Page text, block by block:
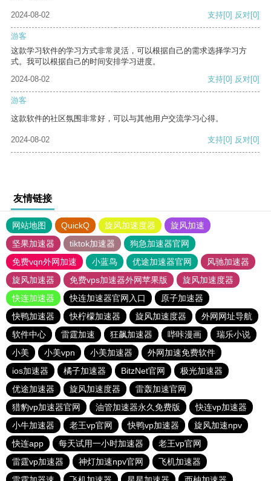
2024-08-02 支持[0] 反对[0]
游客
这款学习软件的学习方式非常灵活，可以根据自己的需求选择学习方
式。我可以根据自己的时间安排学习进度。
2024-08-02
支持[0] 反对[0]
游客
这款软件的社区氛围非常好，可以与其他用户交流学习心得。
2024-08-02 支持[0] 反对[0]
友情链接
网站地图 QuickQ 旋风加速度器
旋风加速
坚果加速器
tiktok加速器
狗急加速器官网
免费vqn外网加速
小蓝鸟 优途加速器官网
风驰加速器
旋风加速器
免费vps加速器外网苹果版
旋风加速度器
快连加速器
快连加速器官网入口
原子加速器
快鸭加速器
快柠檬加速器 旋风加速度器
外网网址导航
软件中心
雷霆加速 狂飙加速器 哔咔漫画
瑞乐小说
小美
小美vpn 小美加速器
外网加速免费软件
ios加速器
橘子加速器 BitzNet官网
极光加速器
优途加速器
旋风加速度器
雷轰加速官网
猎豹vp加速器官网
油管加速器永久免费版
快连vp加速器
小牛加速器
老王vp官网 快鸭vp加速器
旋风加速npv
快连app
每天试用一小时加速器
老王vp官网
雷霆vp加速器
神灯加速npv官网
飞机加速器